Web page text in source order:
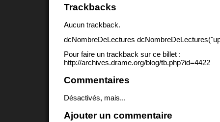
Trackbacks
Aucun trackback.
dcNombreDeLectures
Pour faire un trackback sur ce billet :
http://archives.drame.org/blog/tb.php?id=4422
Commentaires
Désactivés, mais...
Ajouter un commentaire